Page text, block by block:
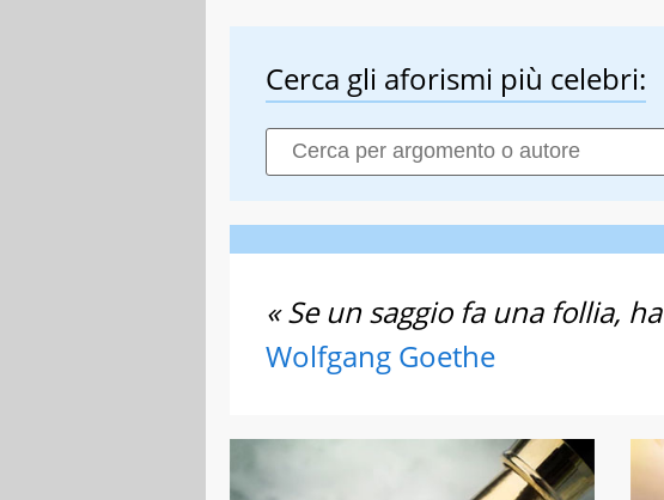
Cerca gli aforismi più celebri:
« Se un saggio fa una follia,
Wolfgang Goethe